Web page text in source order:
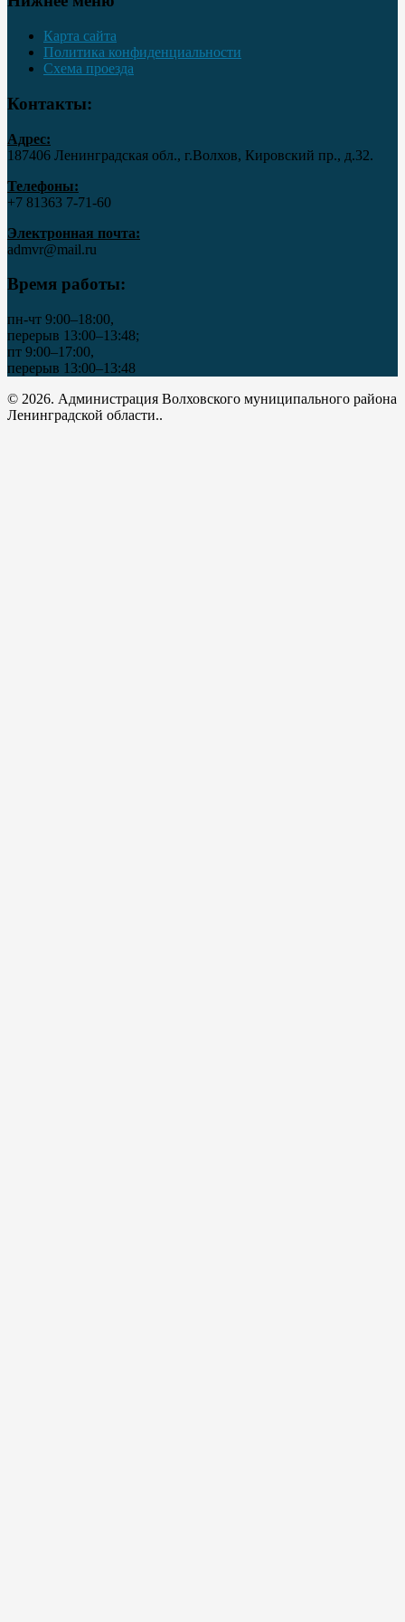
Карта сайта
Политика конфиденциальности
Схема проезда
Контакты:
Адрес:
187406 Ленинградская обл., г.Волхов, Кировский пр., д.32.
Телефоны:
+7 81363 7‑71-60
Электронная почта:
admvr@mail.ru
Время работы:
пн-чт 9:00–18:00,
перерыв 13:00–13:48;
пт 9:00–17:00,
перерыв 13:00–13:48
© 2026. Администрация Волховского муниципального района
Ленинградской области..